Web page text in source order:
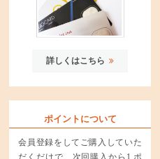
詳しくはこちら
ポイントについて
会員登録をしてご購入していた
だくだけで、次回購入から1 ポ